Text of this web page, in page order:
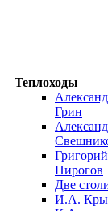
Теплоходы
Грин
Григорий
Пирогов
Две
И.А.